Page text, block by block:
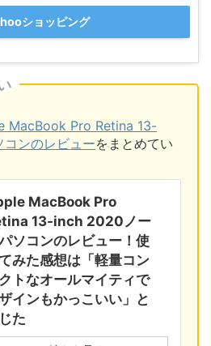
ショッピング
MacBook Pro Retina 13-
ンのレビューをまとめてい
MacBook Pro
13-inch 2020ノー
パソコンのレビュー！使
みた感想は「軽量コン
トなオールマイティで
インもかっこいい」と
た